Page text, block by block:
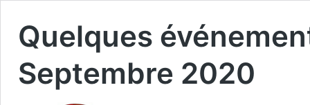
Quelques
Septembre 2020